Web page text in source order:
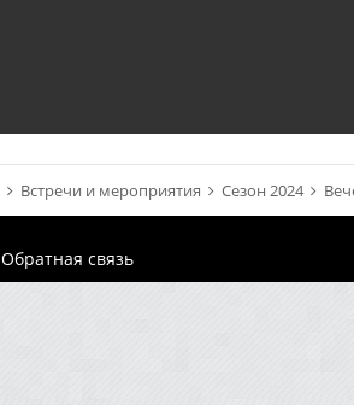
Встречи и мероприятия Сезон 2024
Обратная связь